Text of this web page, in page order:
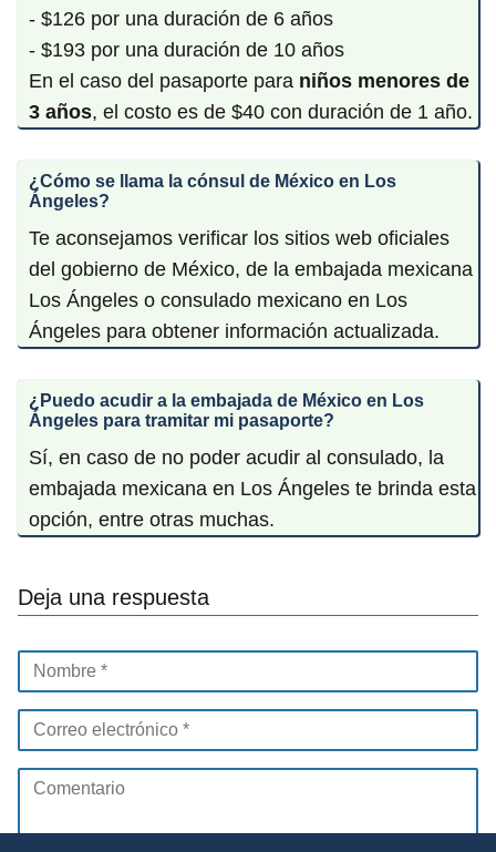
- $126 por una duración de 6 años
- $193 por una duración de 10 años
En el caso del pasaporte para niños menores de
3 años, el costo es de $40 con duración de 1 año.
¿Cómo se llama la cónsul de México en Los
Ángeles?
Te aconsejamos verificar los sitios web oficiales
del gobierno de México, de la embajada mexicana
Los Ángeles o consulado mexicano en Los
Ángeles para obtener información actualizada.
¿Puedo acudir a la embajada de México en Los
Ángeles para tramitar mi pasaporte?
Sí, en caso de no poder acudir al consulado, la
embajada mexicana en Los Ángeles te brinda esta
opción, entre otras muchas.
Deja una respuesta